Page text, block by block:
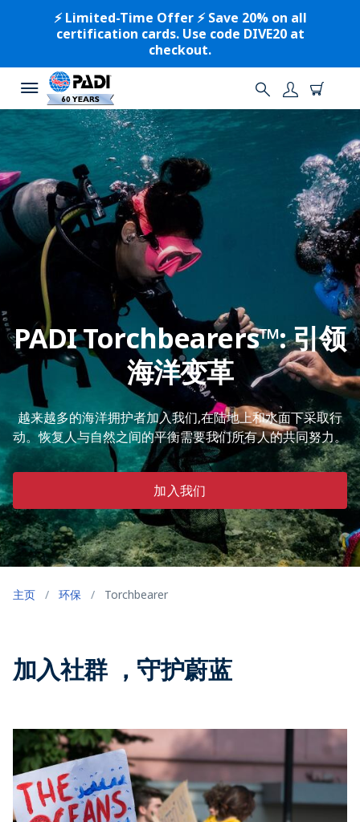
⚡️ Limited-Time Offer ⚡️ Save 20% on all
certification cards. Use code DIVE20 at
checkout.
PADI Torchbearers™: 引领
海洋变革
越来越多的海洋拥护者加入我们,在陆地上和水面下采取行
动。恢复人与自然之间的平衡需要我们所有人的共同努力。
加入我们
主页 / 环保 / Torchbearer
加入社群 ，守护蔚蓝